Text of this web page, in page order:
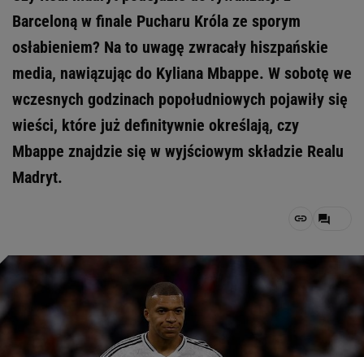
Barceloną w finale Pucharu Króla ze sporym
osłabieniem? Na to uwagę zwracały hiszpańskie
media, nawiązując do Kyliana Mbappe. W sobotę we
wczesnych godzinach popołudniowych pojawiły się
wieści, które już definitywnie określają, czy
Mbappe znajdzie się w wyjściowym składzie Realu
Madryt.